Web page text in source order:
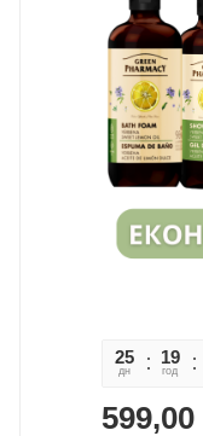
25
дн
19
год
599,00